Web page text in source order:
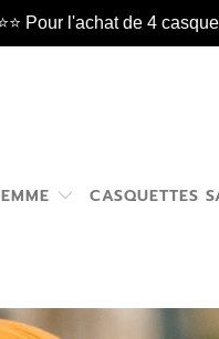
Pour l'achat de 4
CASQUETTES